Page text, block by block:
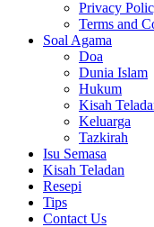
Privacy
Terms and
Soal Agama
Doa
Dunia Islam
Hukum
Kisah
Keluarga
Tazkirah
Isu Semasa
Kisah Teladan
Resepi
Tips
Contact Us